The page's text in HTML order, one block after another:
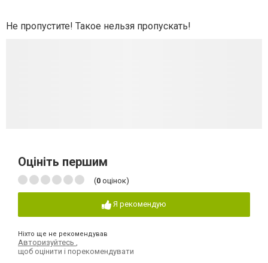
Не пропустите! Такое нельзя пропускать!
Оцініть першим
(0 оцінок)
Я рекомендую
Ніхто ще не рекомендував
Авторизуйтесь
щоб оцінити і порекомендувати